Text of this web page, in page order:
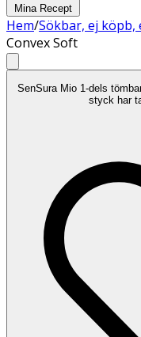
Mina Recept
Hem/Sökbar, ej köpb,
Convex Soft
SenSura Mio 1-dels
styck har